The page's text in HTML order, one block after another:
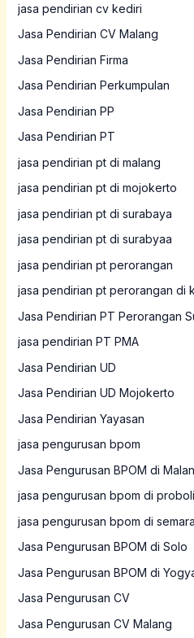
jasa pendirian cv kediri
Jasa Pendirian CV Malang
Jasa Pendirian Firma
Jasa Pendirian Perkumpulan
Jasa Pendirian PP
Jasa Pendirian PT
jasa pendirian pt di malang
jasa pendirian pt di mojokerto
jasa pendirian pt di surabaya
jasa pendirian pt di surabyaa
jasa pendirian pt perorangan
jasa pendirian pt perorangan di
Jasa Pendirian PT Perorangan
jasa pendirian PT PMA
Jasa Pendirian UD
Jasa Pendirian UD Mojokerto
Jasa Pendirian Yayasan
jasa pengurusan bpom
Jasa Pengurusan BPOM di
jasa pengurusan bpom di
jasa pengurusan bpom di
Jasa Pengurusan BPOM di Solo
Jasa Pengurusan BPOM di
Jasa Pengurusan CV
Jasa Pengurusan CV Malang